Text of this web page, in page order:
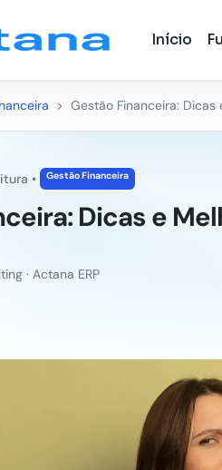
Início
> Gestão Financeira: Dicas
• Gestão Financeira
Dicas e
· Actana ERP